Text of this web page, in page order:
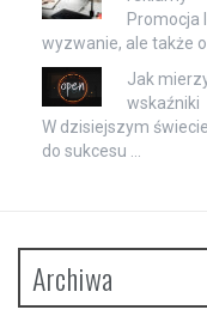
Promocja
wyzwanie, ale także
Jak
wskaźniki
W dzisiejszym
do sukcesu …
Archiwa